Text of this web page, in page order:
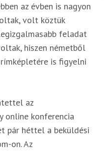
az évben is nagyon
volt köztük
feladat
hiszen németből
is figyelni
az
online konferencia
pár héttel a beküldési
on. Az